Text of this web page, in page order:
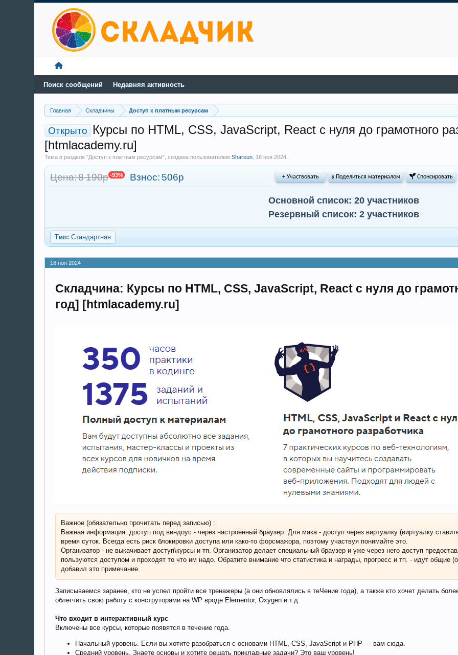
Главная Складчины Доступ к платным ресурсам
Открыто
Курсы по HTML, CSS, JavaScript, React с нуля до грамотного
[htmlacademy.ru]
Тема в разделе "Доступ к платным ресурсам", создана пользователемSharoun 18 ноя 2024
Цена: 8 190р -93% Взнос: 506р + Участвовать $ Поделиться материалом  Спонсировать
Основной список: 20 участников
Резервный список: 2 участников
Тип: Стандартная
18 ноя 2024
Складчина: Курсы по HTML, CSS, JavaScript, React с нуля до
год] [htmlacademy.ru]
Важное (обязательно прочитать перед записью) :
Важная информация: доступ под виндоус - через настроенный браузер. Для мака - доступ через виртуалку (виртуалку
время суток. Всегда есть риск блокировки доступа или како-то форсмажора, поэтому участвуя понимайте это.
Организатор - не выкачивает доступ\курсы и тп. Организатор делает специальный браузер и уже через него доступ
пользуются доступом и проходят то что им надо. Обратите внимание что статистика и награды, прогресс и тп. - идут общие
добавил это примечание.
Записываемся заранее, кто не успел пройти все тренажеры (а они обновлялись в теЧение года), а также кто хочет делать
облегчить свою работу с конструторами на WP вроде Elementor, Oxygen и т.д.
Что входит в интерактивный курс
Включены все курсы, которые появятся в течение года.
Начальный уровень. Если вы хотите разобраться с основами HTML, CSS, JavaScript и PHP — вам сюда.
Средний уровень. Знаете основы и хотите решать прикладные задачи? Это ваш уровень!
Поиск сообщений Недавняя активность